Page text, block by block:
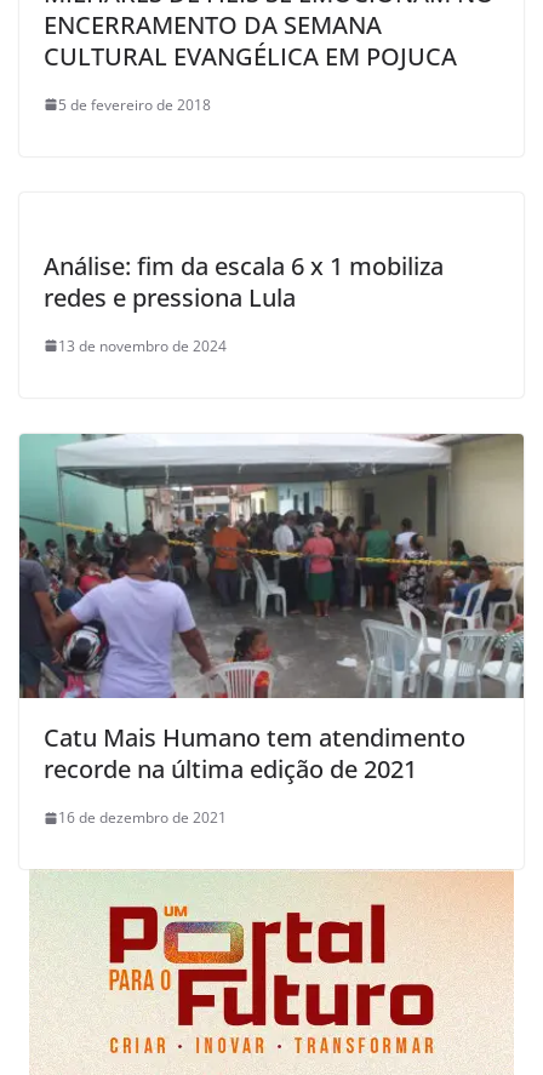
ENCERRAMENTO DA SEMANA
CULTURAL EVANGÉLICA EM POJUCA
5 de fevereiro de 2018
Análise: fim da escala 6 x 1 mobiliza
redes e pressiona Lula
13 de novembro de 2024
Catu Mais Humano tem atendimento
recorde na última edição de 2021
16 de dezembro de 2021